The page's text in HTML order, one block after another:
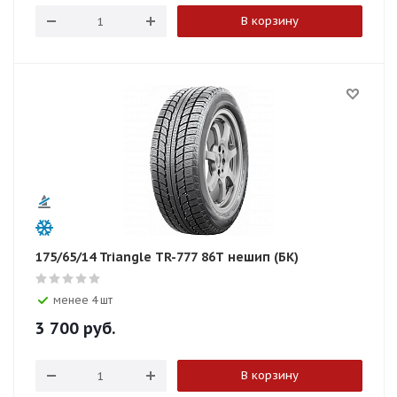
В корзину
175/65/14 Triangle TR-777 86T нешип (БК)
менее 4 шт
3 700 руб.
В корзину